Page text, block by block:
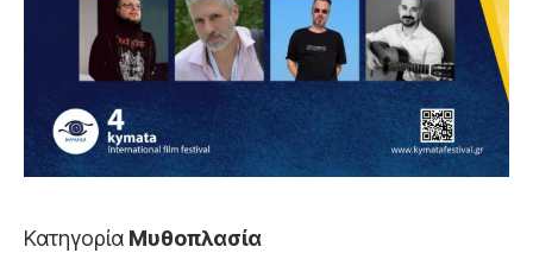
Κατηγορία Μυθοπλασία